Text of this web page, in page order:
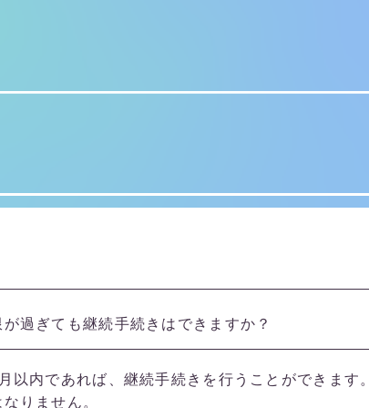
過ぎても継続手続きはできますか？
以内であれば、継続手続きを行うことができます
りません。